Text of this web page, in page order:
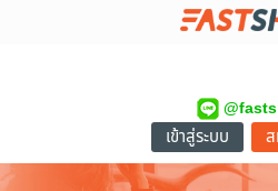
เข้าสู่ระบบ